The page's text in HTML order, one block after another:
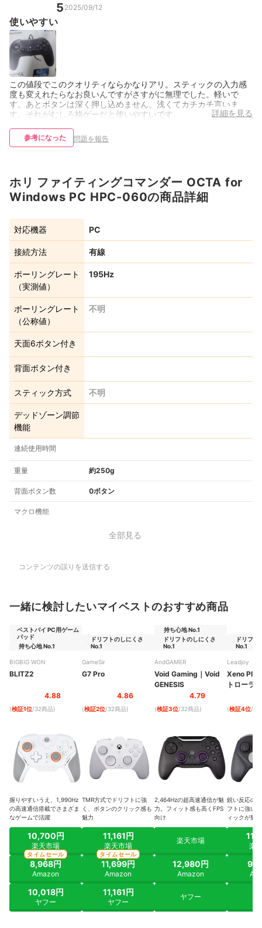
5 2025/09/12
使いやすい
この値段でこのクオリティならかなりアリ。スティックの入力感
度も変えれたらなお良いんですがさすがに無理でした。軽いで
す。あとボタンは深く押し込めません。浅くてカチカチ言いま
す。それがむしろ格ゲーだと使いやすいです。
詳細を見る
参考になった 問題を報告
ホリ ファイティングコマンダー OCTA for
Windows PC HPC-060の商品詳細
対応機器 PC
接続方法 有線
ポーリングレート
（実測値）
195Hz
ポーリングレート
（公称値）
不明
天面6ボタン付き
背面ボタン付き
スティック方式 不明
デッドゾーン調節
機能
連続使用時間
重量 約250g
背面ボタン数 0ボタン
マクロ機能
全部見る
コンテンツの誤りを送信する
一緒に検討したいマイベストのおすすめ商品
ベストバイ PC用ゲーム
パッド
持ち心地 No.1
BIGBIG WON
BLITZ2
4.88
(検証1位/32商品)
握りやすいうえ、1,990Hz
の高速通信搭載でさまざま
なゲームで活躍
10,700円
楽天市場
8,968円
Amazon
タイムセール
10,018円
ヤフー
ドリフトのしにくさ
No.1
GameSir
G7 Pro
4.86
(検証2位/32商品)
TMR方式でドリフトに強
く、ボタンのクリック感も
魅力
11,161円
楽天市場
11,699円
Amazon
タイムセール
11,161円
ヤフー
持ち心地 No.1
ドリフトのしにくさ
No.1
AndGAMER
Void Gaming ｜ Void
GENESIS
4.79
(検証3位/32商品)
2,464Hzの超高速通信が魅
力。フィット感も高くFPS
向け
楽天市場
12,980円
Amazon
ヤフー
ドリフト
No.1
Leadjoy
Xeno Plus
トローラー
(検証4位/32
鋭い反応の
フトに強い
ィックが魅力
楽